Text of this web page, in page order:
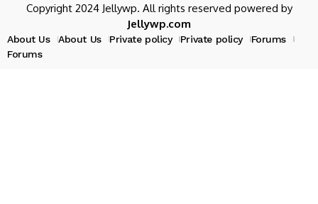
Copyright 2024 Jellywp. All rights reserved powered by
Jellywp.com
About Us About Us Private policy Private policy
Forums
Forums